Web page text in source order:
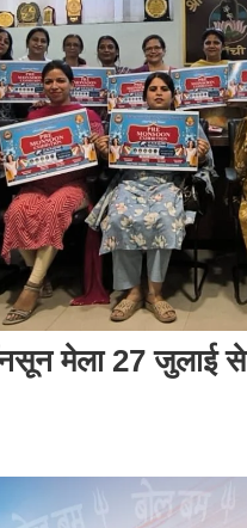
मेला 27 जुलाई से